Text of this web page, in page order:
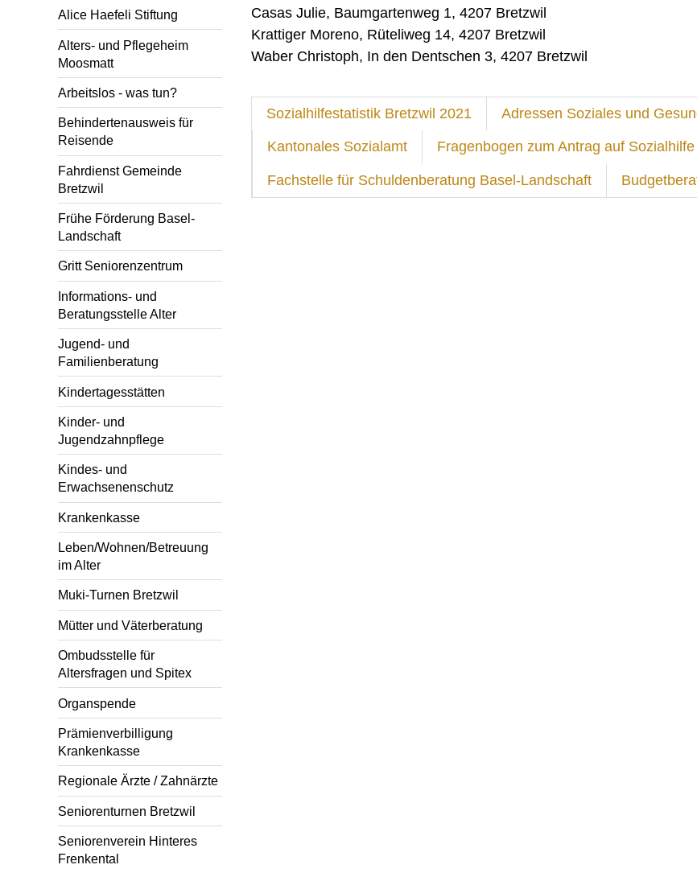
Alice Haefeli Stiftung
Alters- und Pflegeheim
Moosmatt
Arbeitslos - was tun?
Behindertenausweis für
Reisende
Fahrdienst Gemeinde
Bretzwil
Frühe Förderung Basel-
Landschaft
Gritt Seniorenzentrum
Informations- und
Beratungsstelle Alter
Jugend- und
Familienberatung
Kindertagesstätten
Kinder- und
Jugendzahnpflege
Kindes- und
Erwachsenenschutz
Krankenkasse
Leben/Wohnen/Betreuung
im Alter
Muki-Turnen Bretzwil
Mütter und Väterberatung
Ombudsstelle für
Altersfragen und Spitex
Organspende
Prämienverbilligung
Krankenkasse
Regionale Ärzte / Zahnärzte
Seniorenturnen Bretzwil
Seniorenverein Hinteres
Frenkental
Casas Julie, Baumgartenweg 1, 4207 Bretzwil
Krattiger Moreno, Rüteliweg 14, 4207 Bretzwil
Waber Christoph, In den Dentschen 3, 4207 Bretzwil
Sozialhilfestatistik Bretzwil 2021 Adressen Soziales und
Kantonales Sozialamt Fragenbogen zum Antrag auf Sozialhilfe
Fachstelle für Schuldenberatung Basel-Landschaft